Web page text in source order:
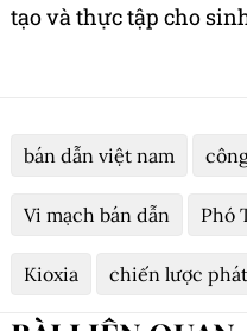
tạo và thực tập cho
bán dẫn việt nam
Vi mạch bán dẫn Phó
Kioxia chiến lược